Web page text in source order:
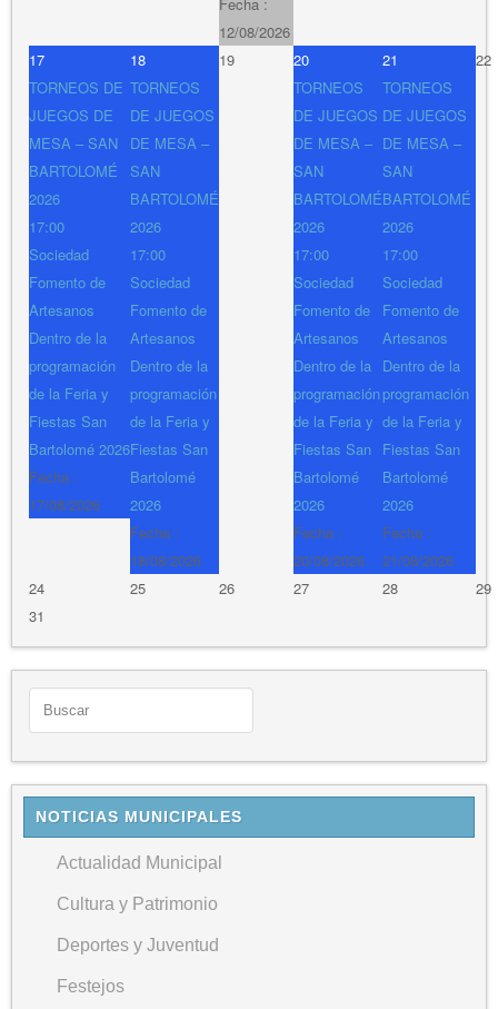
12/08/2026
17
TORNEOS DE
JUEGOS DE
MESA – SAN
BARTOLOMÉ
2026
17:00
Sociedad
Fomento de
Artesanos
Dentro de la
programación
de la Feria y
Fiestas San
Bartolomé 2026
Fecha :
17/08/2026
18
TORNEOS
DE JUEGOS
DE MESA –
SAN
BARTOLOMÉ
2026
17:00
Sociedad
Fomento de
Artesanos
Dentro de la
programación
de la Feria y
Fiestas San
Bartolomé
2026
Fecha :
18/08/2026
19
20
TORNEOS
DE JUEGOS
DE MESA –
SAN
BARTOLOMÉ
2026
17:00
Sociedad
Fomento de
Artesanos
Dentro de la
programación
de la Feria y
Fiestas San
Bartolomé
2026
Fecha :
20/08/2026
21
TORNEOS
DE JUEGOS
DE MESA –
SAN
BARTOLOMÉ
2026
17:00
Sociedad
Fomento de
Artesanos
Dentro de la
programación
de la Feria y
Fiestas San
Bartolomé
2026
Fecha :
21/08/2026
22
24 25 26 27 28
29
31
NOTICIAS MUNICIPALES
Actualidad Municipal
Cultura y Patrimonio
Deportes y Juventud
Festejos